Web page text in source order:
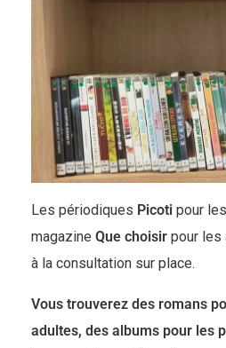
Les périodiques Picoti pour
magazine Que choisir pour les
à la consultation sur place.
Vous trouverez des romans
adultes, des albums pour les